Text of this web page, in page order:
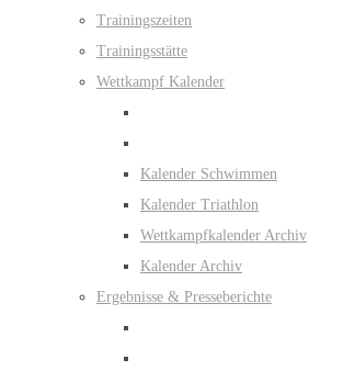
Trainingszeiten
Trainingsstätte
Wettkampf Kalender
Kalender Schwimmen
Kalender Triathlon
Wettkampfkalender Archiv
Kalender Archiv
Ergebnisse & Presseberichte